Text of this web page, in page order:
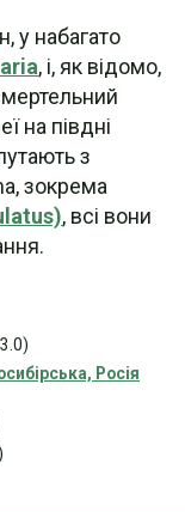
у набагато
, і, як відомо,
на півдні
з
зокрема
, всі вони
Росія